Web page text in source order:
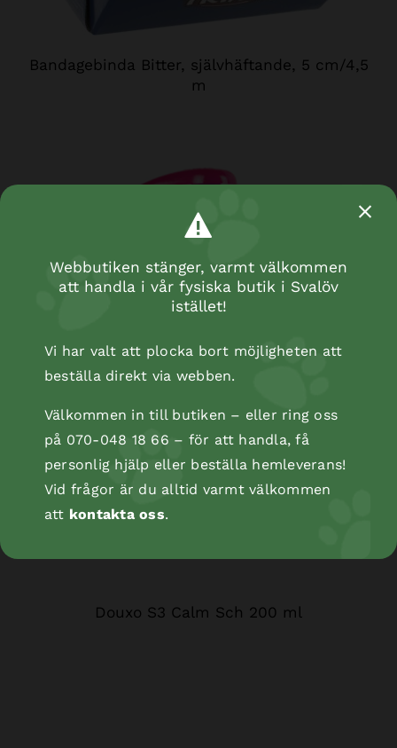
Bandagebinda Bitter, självhäftande, 5 cm/4,5
m
Douxo S3 Calm Sch 200 ml
Webbutiken stänger, varmt välkommen
att handla i vår fysiska butik i Svalöv
istället!
Vi har valt att plocka bort möjligheten att
beställa direkt via webben.
Välkommen in till butiken – eller ring oss
på 070-048 18 66 – för att handla, få
personlig hjälp eller beställa hemleverans!
Vid frågor är du alltid varmt välkommen
att kontakta oss.